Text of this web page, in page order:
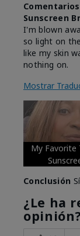
Sunscreen
I'm blown
so light on
like my skin
nothing on.
Mostrar
My Favorite
Conclusión
¿Le ha